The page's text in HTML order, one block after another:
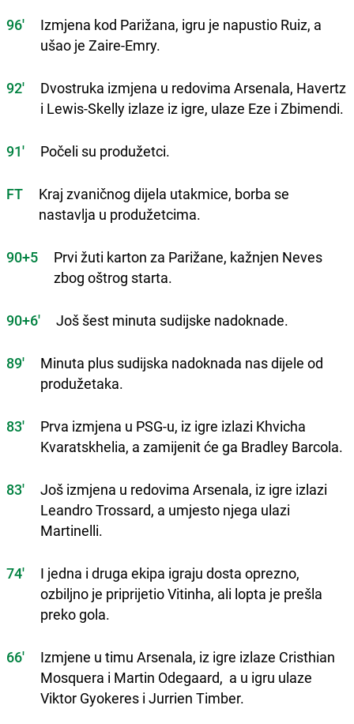
96'
Izmjena kod Parižana, igru je napustio Ruiz, a
ušao je Zaire-Emry.
92'
Dvostruka izmjena u redovima Arsenala, Havertz
i Lewis-Skelly izlaze iz igre, ulaze Eze i Zbimendi.
91' Počeli su produžetci.
FT
Kraj zvaničnog dijela utakmice, borba se
nastavlja u produžetcima.
90+5
Prvi žuti karton za Parižane, kažnjen Neves
zbog oštrog starta.
90+6' Još šest minuta sudijske nadoknade.
89'
Minuta plus sudijska nadoknada nas dijele od
produžetaka.
83'
Prva izmjena u PSG-u, iz igre izlazi Khvicha
Kvaratskhelia, a zamijenit će ga Bradley Barcola.
83'
Još izmjena u redovima Arsenala, iz igre izlazi
Leandro Trossard, a umjesto njega ulazi
Martinelli.
74'
I jedna i druga ekipa igraju dosta oprezno,
ozbiljno je priprijetio Vitinha, ali lopta je prešla
preko gola.
66'
Izmjene u timu Arsenala, iz igre izlaze Cristhian
Mosquera i Martin Odegaard, a u igru ulaze
Viktor Gyokeres i Jurrien Timber.